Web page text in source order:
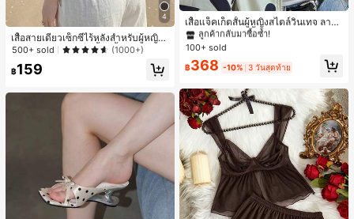
4
เสื้อสายเดี่ยวเซ็กซี่ไร้หลังสำหรับผู้หญิง
พร้อมบราแบบมีฟองน้ำ, เสื้อกล้ามแขน
500+ sold (1000+)
฿159
เสื้อแจ็คเก็ตสั้นผู้หญิงสไตล์วินเทจ ลายจุ
ดขนาดใหญ่ คอตั้ง เอวเข้ารูป แขนพอง
ทรงหลวม แฟชั่นอเนกประสงค์ สำหรับใ
ส่ประจำวันและไปเที่ยวพักผ่อน
#1 ขายดี
ใน กระเป๋า เสื้อคลุมลำลอง
ลูกค้ากลับมาซื้อซ้ำ!
#1 ขายดี
ใน กระเป๋า เสื้อคลุมลำลอง
ลูกค้ากลับมาซื้อซ้ำ!
#1 ขายดี ใน กระเป๋า เสื้อคลุมลำลอง
ลูกค้ากลับมาซื้อซ้ำ!
100+ sold
฿368 -10% 3 วันสุดท้าย